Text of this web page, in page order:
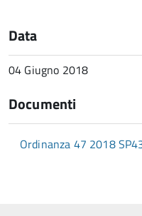
Data
04 Giugno 2018
Documenti
Ordinanza 47 2018